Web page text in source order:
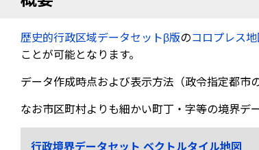
歴史的行政区域データセットβ版のコロプレス地
ことが可能となります。
データ作成時点および表示方法（政令指定都市
なお市区町村よりも細かい町丁・字等の境界デ
行政境界データセット ベクトルタイル地図